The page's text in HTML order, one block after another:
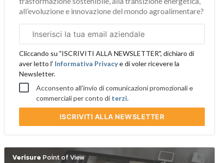
all’evoluzione e innovazione del mondo agroalimentare?
aziendale
Cliccando su "ISCRIVITI ALLA NEWSLETTER", dichiaro di
aver letto l' Informativa Privacye di voler ricevere la
Newsletter.
Acconsento all'invio di comunicazioni promozionali e
commerciali per conto di terzi.
ISCRIVITI ALLA NEWSLETTER
Verisure Point of View